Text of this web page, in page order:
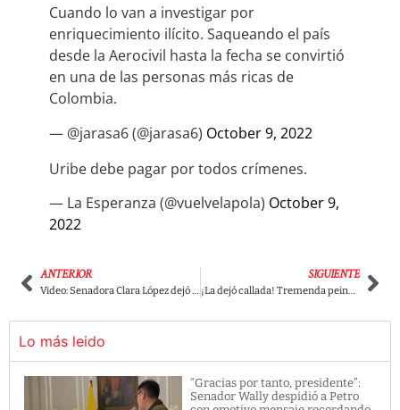
Cuando lo van a investigar por
enriquecimiento ilícito. Saqueando el país
desde la Aerocivil hasta la fecha se convirtió
en una de las personas más ricas de
Colombia.
— @jarasa6 (@jarasa6) October 9, 2022
Uribe debe pagar por todos crímenes.
— La Esperanza (@vuelvelapola) October 9,
2022
ANTERIOR
Video: Senadora Clara López dejó en ridículo a Miguel Uribe ante sus compañeros en Congreso
SIGUIENTE
¡La dejó callada! Tremenda peinada de Quintero a la uribista María Fernanda Cabal
Lo más leido
“Gracias por tanto, presidente”:
Senador Wally despidió a Petro